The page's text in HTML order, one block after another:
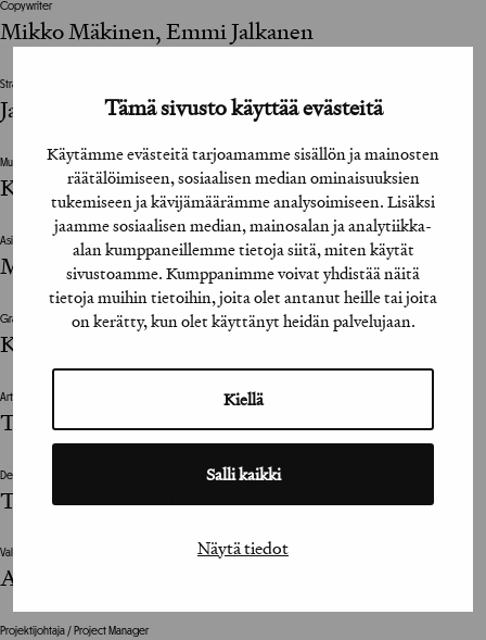
Tämä sivusto käyttää evästeitä
Käytämme evästeitä tarjoamamme sisällön ja mainosten
räätälöimiseen, sosiaalisen median ominaisuuksien
tukemiseen ja kävijämäärämme analysoimiseen. Lisäksi
jaamme sosiaalisen median, mainosalan ja analytiikka-
alan kumppaneillemme tietoja siitä, miten käytät
sivustoamme. Kumppanimme voivat yhdistää näitä
tietoja muihin tietoihin, joita olet antanut heille tai joita
on kerätty, kun olet käyttänyt heidän palvelujaan.
Kiellä
Salli kaikki
Näytä tiedot
Copywriter
Mikko Mäkinen, Emmi Jalkanen
Strategiajohtaja / Strategy Manager
Jari Danielsson, Päivi Korteniemi
Muu suunnitteluun vaikuttanut henkilö / The design was also influenced by
Kirsikka Simberg (stylisti)
Asiakkaan vastuuhenkilö / Client’s Representative
Maj-Len Ekberg, Nina Ekberg, Martin Tkaczick
Graafinen viimeistelijä / Graphic Design Assistant
Kirsi Rauhala
Art Director
Tony Eräpuro
Designer
Tony Eräpuro, Sebastian Hurmerinta
Valokuvat / Photographs
Anton Sucksdorff, Paavo Lehtonen
Projektijohtaja / Project Manager